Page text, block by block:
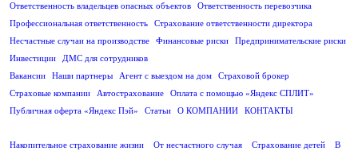
Ответственность владельцев опасных объектов
Ответственность перевозчика
Профессиональная ответственность
Страхование ответственности директора
Несчастные случаи на производстве
Финансовые риски
Предпринимательские риски
Инвестиции
ДМС для сотрудников
Вакансии
Наши партнеры Агент с выездом на дом
Страховой брокер
Страховые компании
Автострахование
Оплата с помощью «Яндекс СПЛИТ»
Публичная оферта «Яндекс Пэй»
Статьи О КОМПАНИИ
КОНТАКТЫ
Накопительное страхование жизни
От несчастного случая Страхование детей
В